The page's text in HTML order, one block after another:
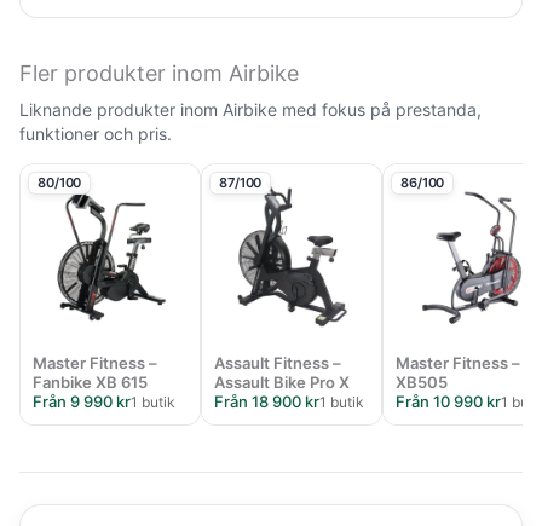
Fler produkter inom Airbike
Liknande produkter inom Airbike med fokus på prestanda,
funktioner och pris.
80/100
Master Fitness –
Fanbike XB 615
Från 9 990 kr1 butik
87/100
Assault Fitness –
Assault Bike Pro X
Från 18 900 kr1 butik
86/100
Master Fitness –
XB505
Från 10 990 kr1